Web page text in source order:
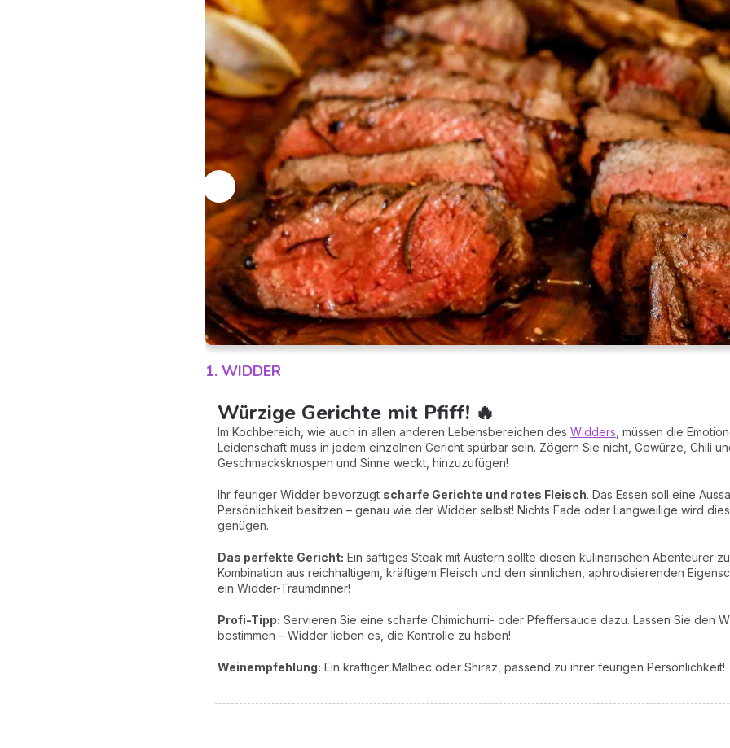
1. WIDDER
Würzige Gerichte mit Pfiff! 🔥
Im Kochbereich, wie auch in allen anderen Lebensbereichen des Widders , müssen die
Leidenschaft muss in jedem einzelnen Gericht spürbar sein. Zögern Sie nicht, Gewürze, Chili
Geschmacksknospen und Sinne weckt, hinzuzufügen!
Ihr feuriger Widder bevorzugt scharfe Gerichte und rotes Fleisch. Das Essen soll eine
Persönlichkeit besitzen – genau wie der Widder selbst! Nichts Fade oder Langweilige wird
genügen.
Das perfekte Gericht: Ein saftiges Steak mit Austern sollte diesen kulinarischen Abenteurer
Kombination aus reichhaltigem, kräftigem Fleisch und den sinnlichen, aphrodisierenden
ein Widder-Traumdinner!
Profi-Tipp: Servieren Sie eine scharfe Chimichurri- oder Pfeffersauce dazu. Lassen Sie den
bestimmen – Widder lieben es, die Kontrolle zu haben!
Weinempfehlung: Ein kräftiger Malbec oder Shiraz, passend zu ihrer feurigen Persönlichkeit!